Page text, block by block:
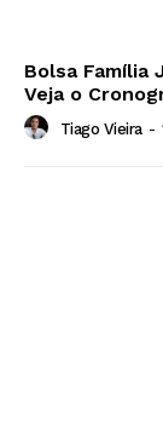
Bolsa Família
Veja o
Tiago Vieira -